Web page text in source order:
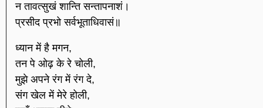
न तावत्सुखं शान्ति सन्तापनाशं।
प्रसीद प्रभो सर्वभूताधिवासं॥
ध्यान में है मगन,
तन पे ओढ़ के रे चोली,
मुझे अपने रंग में रंग दे,
संग खेल में मेरे होली,